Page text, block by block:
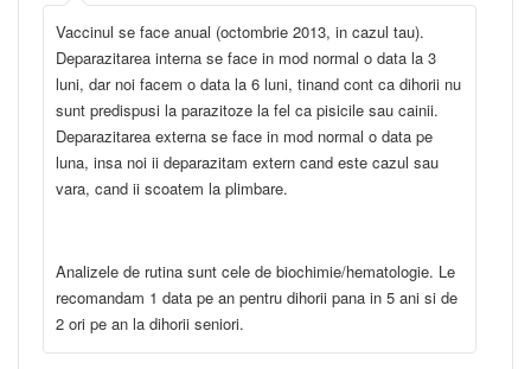
Vaccinul se face anual (octombrie 2013, in cazul tau).
Deparazitarea interna se face in mod normal o data la 3
luni, dar noi facem o data la 6 luni, tinand cont ca dihorii nu
sunt predispusi la parazitoze la fel ca pisicile sau cainii.
Deparazitarea externa se face in mod normal o data pe
luna, insa noi ii deparazitam extern cand este cazul sau
vara, cand ii scoatem la plimbare.
Analizele de rutina sunt cele de biochimie/hematologie. Le
recomandam 1 data pe an pentru dihorii pana in 5 ani si de
2 ori pe an la dihorii seniori.